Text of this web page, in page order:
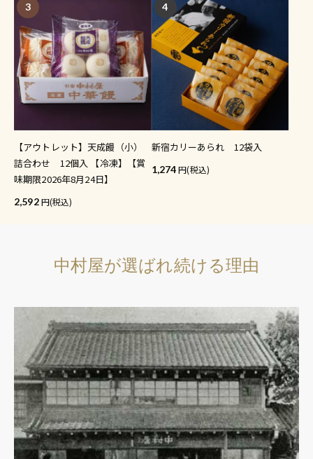
3
【アウトレット】天成饅（小）
詰合わせ 12個入 【冷凍】【賞
味期限2026年8月24日】
2,592 (税込)
4
新宿カリーあられ 12袋入
1,274 (税込)
中村屋が選ばれ続ける理由